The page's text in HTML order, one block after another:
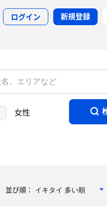
ログイン 新規登録
女性
並び順：